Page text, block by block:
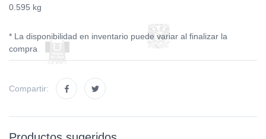
0.595 kg
* La disponibilidad en inventario puede variar al finalizar la
compra
Compartir: